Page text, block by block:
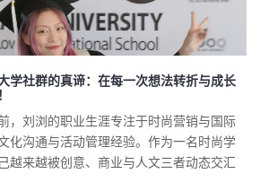
学社群的真谛：在每一次想法转折与成长
，刘浏的职业生涯专注于时尚营销与国际
化沟通与活动管理经验。作为一名时尚学
越来越被创意、商业与人文三者动态交汇